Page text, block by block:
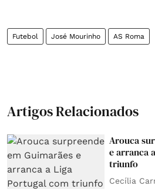
Futebol José Mourinho AS Roma
Artigos Relacionados
Arouca
e arranca
triunfo
Cecília